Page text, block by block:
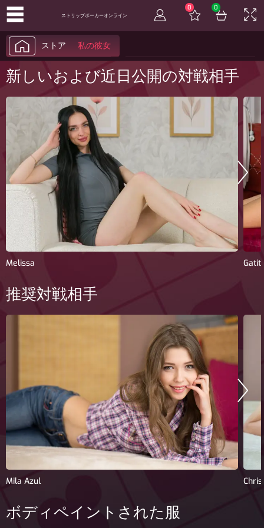
オプション
製品コードを引き換える
問い合わせ
よくある質問
プログラム
プライバシーポリシー
日本語
☰ ストリップポーカーオンライン
0 0
ストア 私の彼女
新しいおよび近日公開の対戦相手
Melissa
推奨対戦相手
Mila Azul
ボディペイントされた服